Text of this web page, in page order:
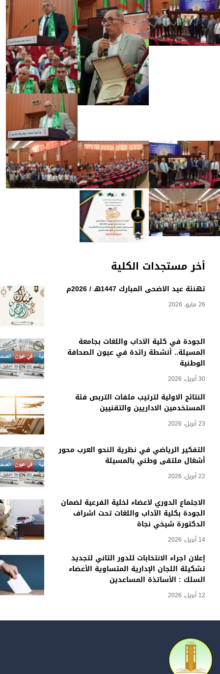
أخر مستجدات الكلية
تهنئة عيد الأضحى المبارك 1447هـ / 2026م
26 مايو، 2026
الجودة في كلية الآداب واللغات بجامعة
المسيلة.. أنشطة رائدة في عيون الصحافة
الوطنية
30 أبريل، 2026
النتائج الاولية لترتيب ملفات التربص فئة
المستخدمين الاداريين والتقنيين
23 أبريل، 2026
التفكير الرياضي في نظرية النحو العرب محور
أشغال ملتقى وطني بالمسيلة
22 أبريل، 2026
الاجتماع الدوري لأعضاء لخلية الفرعية لضمان
الجودة بكلية الآداب واللغات تحت اشراف
الدكتورة شيخي نجاة
14 أبريل، 2026
إعلان اجراء الانتخابات للدور الثاني لتجديد
تشكيلة اللجان الإدارية المتساوية الأعضاء
السلك : الأساتذة المساعدين
12 أبريل، 2026